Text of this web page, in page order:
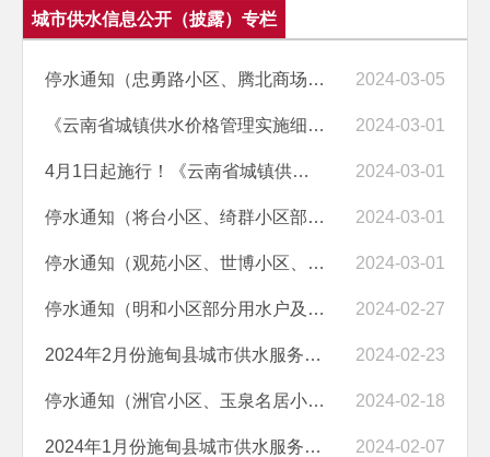
城市供水信息公开（披露）专栏
停水通知（忠勇路小区、腾北商场及周边用户停水） 2024-03-05
《云南省城镇供水价格管理实施细则》十问十答 2024-03-01
4月1日起施行！《云南省城镇供水价格管理实施细则》印发 2024-03-01
停水通知（将台小区、绮群小区部分用户及周边用户停水） 2024-03-01
停水通知（观苑小区、世博小区、文源小区、涤缨小区、水映小区、文昌小... 2024-03-01
停水通知（明和小区部分用水户及周边用户停水） 2024-02-27
2024年2月份施甸县城市供水服务中心水质检验报告 2024-02-23
停水通知（洲官小区、玉泉名居小区、砚湖花园小区、文星幼儿园、建国酒... 2024-02-18
2024年1月份施甸县城市供水服务中心水质检验报告 2024-02-07